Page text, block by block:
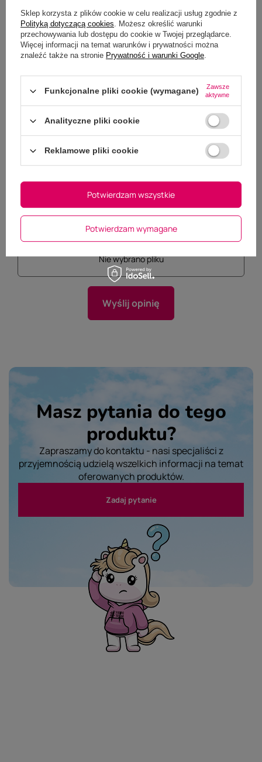
Dodaj własne zdjęcie produktu:
Nie wybrano pliku
Wyślij opinię
Masz pytania do tego
produktu?
Zapraszamy do kontaktu - nasi specjaliści z
przyjemnością udzielą wszelkich informacji na temat
oferowanych produktów.
Zadaj pytanie
Sklep korzysta z plików cookie w celu realizacji usług zgodnie z
Polityką dotyczącą cookies. Możesz określić warunki
przechowywania lub dostępu do cookie w Twojej przeglądarce.
Więcej informacji na temat warunków i prywatności można
znaleźć także na stronie Prywatność i warunki Google.
Funkcjonalne pliki cookie (wymagane)
Zawsze
aktywne
Analityczne pliki cookie
Reklamowe pliki cookie
Potwierdzam wymagane
Potwierdzam wszystkie